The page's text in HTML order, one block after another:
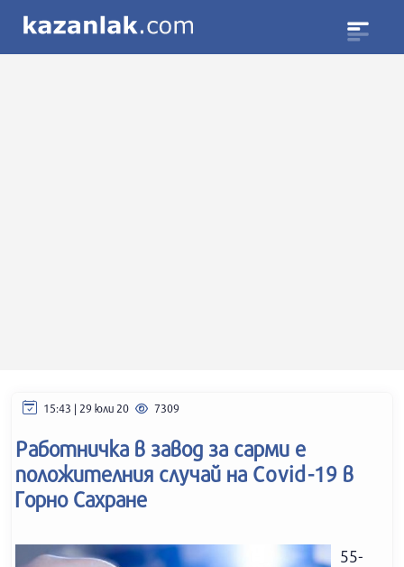
15:43 | 29 юли 20 7309
Работничка в завод за сарми е
положителния случай на Covid-19 в
Горно Сахране
55-